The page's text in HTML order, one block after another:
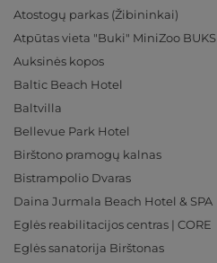
Atostogų parkas (Žibininkai)
Atpūtas vieta "Buki" MiniZoo BUKS
Auksinės kopos
Baltic Beach Hotel
Baltvilla
Bellevue Park Hotel
Birštono pramogų kalnas
Bistrampolio Dvaras
Daina Jurmala Beach Hotel & SPA
Eglės reabilitacijos centras | CORE
Eglės sanatorija Birštonas